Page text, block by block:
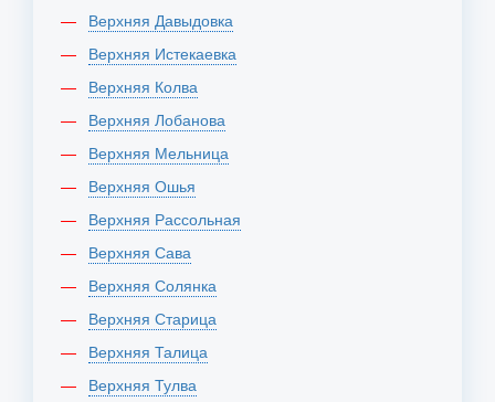
Верхняя Давыдовка
Верхняя Истекаевка
Верхняя Колва
Верхняя Лобанова
Верхняя Мельница
Верхняя Ошья
Верхняя Рассольная
Верхняя Сава
Верхняя Солянка
Верхняя Старица
Верхняя Талица
Верхняя Тулва